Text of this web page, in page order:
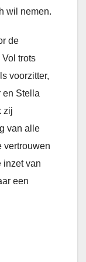
wil nemen.
de
trots
voorzitter,
en Stella
zij
van alle
vertrouwen
inzet van
een